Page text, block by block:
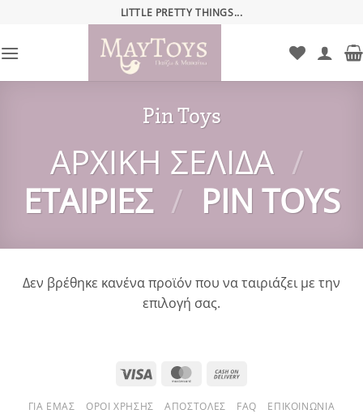
περιεχόμενο
LITTLE PRETTY THINGS...
Pin Toys
ΑΡΧΙΚΉ ΣΕΛΊΔΑ /
ΕΤΑΙΡΊΕΣ / PIN TOYS
Δεν βρέθηκε κανένα προϊόν που να ταιριάζει με την
επιλογή σας.
Visa MasterCard
Delivery
ΓΙΑ ΕΜΆΣ ΌΡΟΙ ΧΡΉΣΗΣ ΑΠΟΣΤΟΛΈΣ FAQ ΕΠΙΚΟΙΝΩΝΊΑ